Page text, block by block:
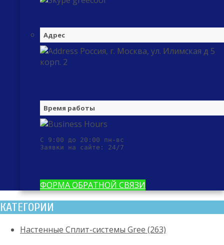
Адрес
Россия, г. Москва, ул. Илимская д 5
корп. 2
Время работы
С 9:00 до 20:00 пн-вс
Заявки на сайте: 24/7
ФОРМА ОБРАТНОЙ СВЯЗИ
КАТЕГОРИИ
Настенные Сплит-системы Gree (263)